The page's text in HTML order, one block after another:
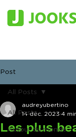
Post
All Posts
Autour du monde
All Posts
Les plus
audreyubertino
14 déc. 2023 4